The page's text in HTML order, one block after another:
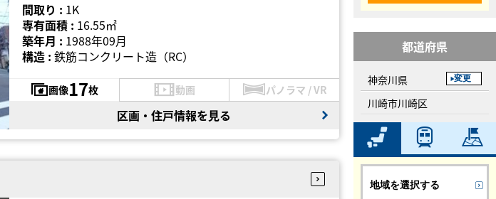
間取り : 1K
専有面積 : 16.55㎡
築年月 : 1988年09月
構造 : 鉄筋コンクリート造（RC）
画像17枚 動画 パノラマ / VR
区画・住戸情報を見る
都道府県
神奈川県 変更
川崎市川崎区
地域を選択する